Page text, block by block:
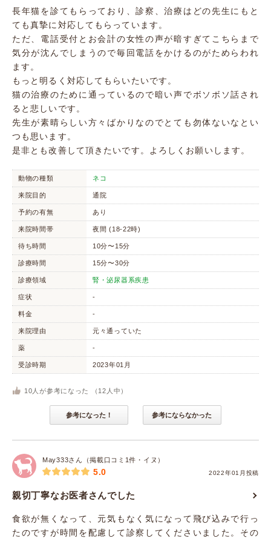
長年猫を診てもらっており、診察、治療はどの先生にもと
ても真摯に対応してもらっています。
ただ、電話受付とお会計の女性の声が暗すぎてこちらまで
気分が沈んでしまうので毎回電話をかけるのがためらわれ
ます。
もっと明るく対応してもらいたいです。
猫の治療のために通っているので暗い声でボソボソ話され
ると悲しいです。
先生が素晴らしい方々ばかりなのでとても勿体ないなとい
つも思います。
是非とも改善して頂きたいです。よろしくお願いします。
動物の種類 ネコ
来院目的 通院
予約の有無 あり
来院時間帯 夜間 (18-22時)
待ち時間 10分〜15分
診療時間 15分〜30分
診療領域 腎・泌尿器系疾患
症状 -
料金 -
来院理由 元々通っていた
薬 -
受診時期 2023年01月
10 人が参考になった （ 12 人中）
参考になった！ 参考にならなかった
May333さん（掲載口コミ1件・イヌ）
2022年01月投稿
5.0
親切丁寧なお医者さんでした
食欲が無くなって、元気もなく気になって飛び込みで行っ
たのですが時間を配慮して診察してくださいました。その